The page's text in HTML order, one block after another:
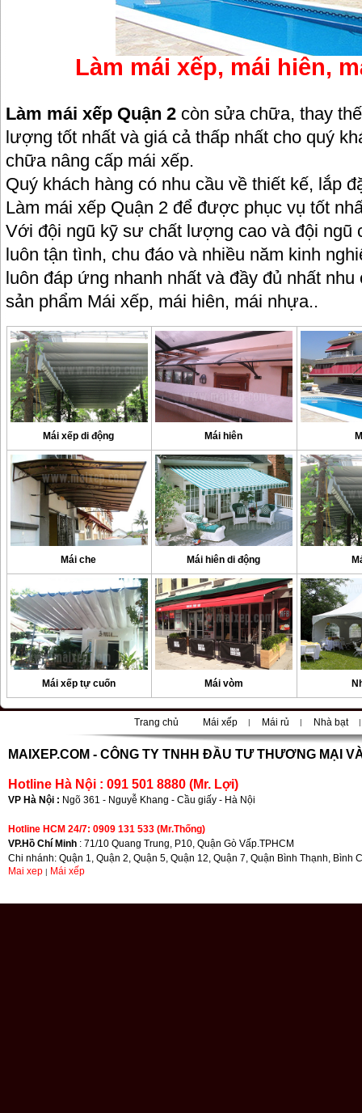
Làm mái xếp, mái hiên,
Làm mái xếp Quận 2 còn sửa chữa, thay
lượng tốt nhất và giá cả thấp nhất cho quý
chữa nâng cấp mái xếp.
Quý khách hàng có nhu cầu về thiết kế, lắp
Làm mái xếp Quận 2 để được phục vụ tốt
Với đội ngũ kỹ sư chất lượng cao và đội ngũ
luôn tận tình, chu đáo và nhiều năm kinh
luôn đáp ứng nhanh nhất và đầy đủ nhất
sản phẩm Mái xếp, mái hiên, mái nhựa..
Mái xếp di động Mái hiên
Mái che Mái hiên di động
Mái xếp tự cuốn Mái vòm
Trang chủ Mái xếp | Mái rủ | Nhà bạt |
MAIXEP.COM - CÔNG TY TNHH ĐẦU TƯ THƯƠNG MẠI
Hotline Hà Nội : 091 501 8880 (Mr. Lợi)
VP Hà Nội : Ngõ 361 - Nguyễ Khang - Cầu giấy - Hà Nội
Hotline HCM 24/7: 0909 131 533 (Mr.Thống)
VP.Hồ Chí Minh : 71/10 Quang Trung, P10, Quận Gò Vấp.TPHCM
Chi nhánh: Quận 1, Quận 2, Quận 5, Quận 12, Quận 7, Quận Bình Thạnh, Bình
Mai xep | Mái xếp